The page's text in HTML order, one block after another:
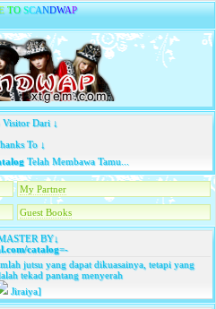
TO SCANDWAP
Visitor Dari ↓
To ↓
Telah Membawa Tamu...
My Partner
Guest Books
BY↓
catalog=-
jutsu yang dapat dikuasainya, tetapi yang
tekad pantang menyerah
Jiraiya]